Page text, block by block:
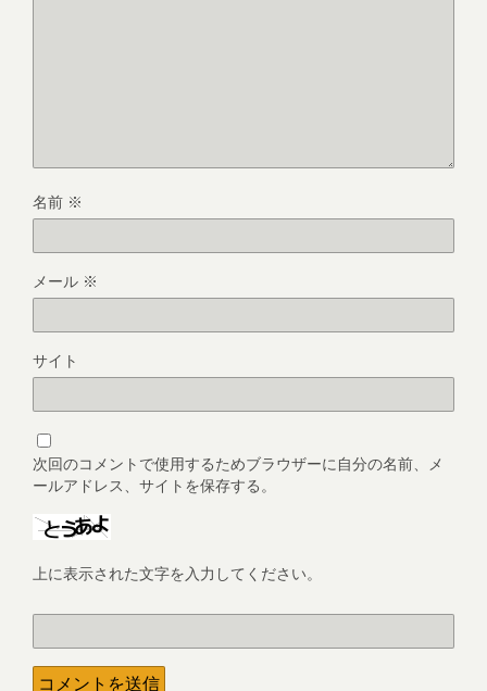
名前 ※
メール ※
サイト
次回のコメントで使用するためブラウザーに自分の名前、メ
ールアドレス、サイトを保存する。
上に表示された文字を入力してください。